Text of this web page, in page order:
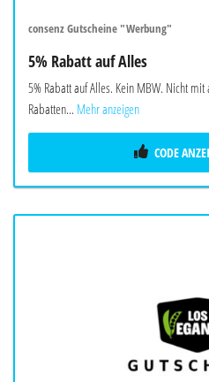
consenz Gutscheine "Werbung"
5% Rabatt auf Alles
5% Rabatt auf Alles. Kein MBW. Nicht
Rabatten... Mehr anzeigen
CODE